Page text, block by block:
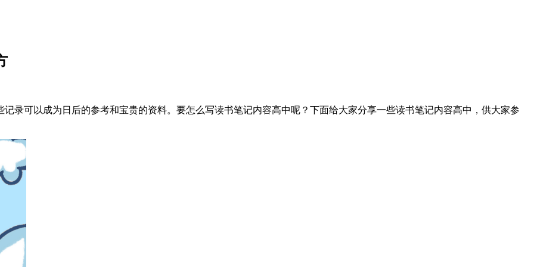
录可以成为日后的参考和宝贵的资料。要怎么写读书笔记内容高中呢？下面给大家分享一些读书笔记内容高中，供大家参